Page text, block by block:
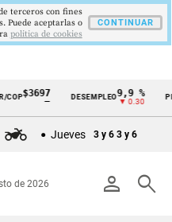
—
DESEMPLEO9,9 %
▼ 0.30
PIB 2,8
▲
Jueves 3 y 6 3 y 6
person search
de 2026
terceros con fines
Puede aceptarlas o
politica de cookies
CONTINUAR